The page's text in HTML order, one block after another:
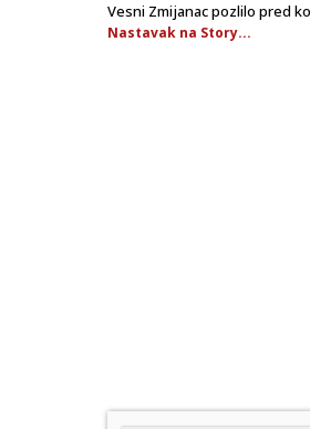
Vesni Zmijanac pozlilo pred
Nastavak na Story...